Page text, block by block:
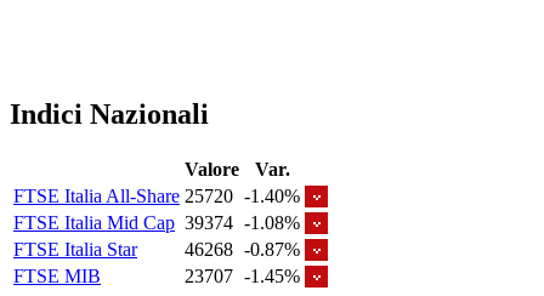
Indici Nazionali
Valore
Var.
FTSE Italia All-Share 25720 -1.40%
FTSE Italia Mid Cap 39374 -1.08%
FTSE Italia Star
46268 -0.87%
FTSE MIB
23707 -1.45%